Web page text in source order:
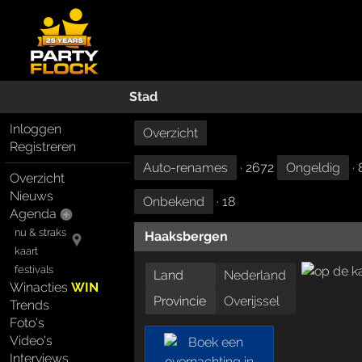
Stad
Inloggen
Registreren
Overzicht
Nieuws
Agenda
nu & straks
kaart
festivals
WinactiesWIN
Trends
Foto's
Video's
Interviews
Overzicht
Auto-renames · 2672 Ongeldig ·
Onbekend · 18
Haaksbergen
Land
Nederland
Provincie
Overijssel